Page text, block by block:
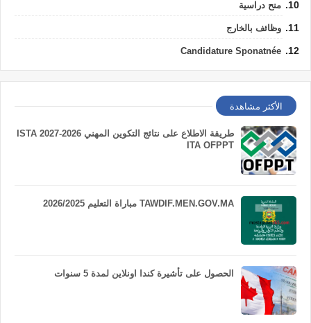
منح دراسية
وظائف بالخارج
Candidature Sponatnée
الأكثر مشاهدة
طريقة الاطلاع على نتائج التكوين المهني 2026-2027 ISTA
ITA OFPPT
TAWDIF.MEN.GOV.MA مباراة التعليم 2026/2025
الحصول على تأشيرة كندا اونلاين لمدة 5 سنوات